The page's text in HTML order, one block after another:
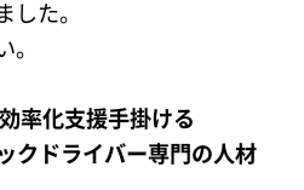
した。
。
率化支援手掛ける
クドライバー専門の人材